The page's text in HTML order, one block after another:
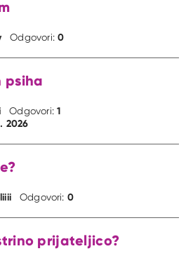
Odgovori:0
psiha
Odgovori:1
2026
Odgovori: 0
prijateljico?